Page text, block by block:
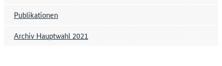
Publikationen
Archiv Hauptwahl 2021